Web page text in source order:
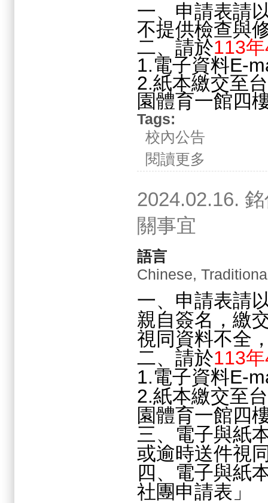
一、申請表請
不提供檢查與
二、請於113
1.電子資料E-
2.紙本繳交至
園體育一館四
Tags:
校內公告
閱讀更多
2024.02.16.
關事宜
語言
Chinese,
一、申請表請
親自簽名，繳
視同資料不全
二、請於113
1.電子資料E-
2.紙本繳交至
園體育一館四
三、電子與紙
或逾時送件視
四、電子與紙
社團申請表」